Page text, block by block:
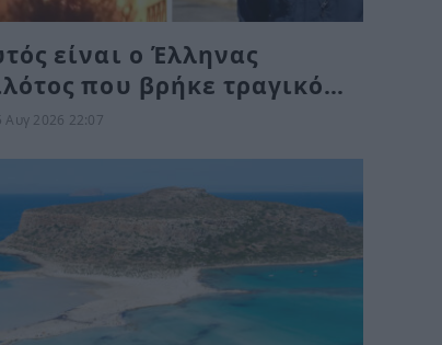
είναι ο Έλληνας
που βρήκε τραγικό
στη Ψάθα
Αυγ 2026 22:07